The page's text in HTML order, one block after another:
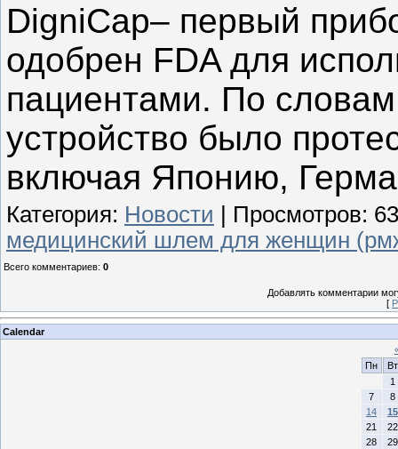
DigniCap– первый
одобрен FDA для
пациентами. По
устройство было
включая Японию,
Категория: Новости Просмотров:
медицинский шлем для женщин
Всего комментариев: 0
Добавлять комментарии
[
Calendar
Пн
Вт
1
7
8
14
15
21
22
28
29